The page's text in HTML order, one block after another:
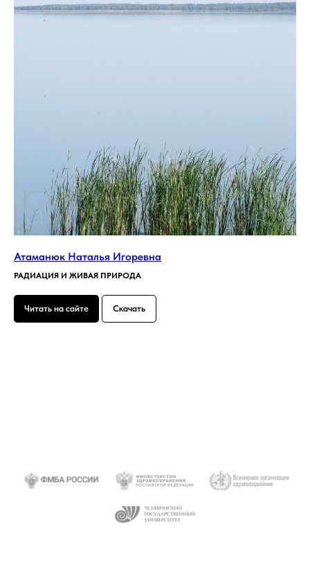
Атаманюк Наталья Игоревна
РАДИАЦИЯ И ЖИВАЯ ПРИРОДА
Читать на сайте Скачать